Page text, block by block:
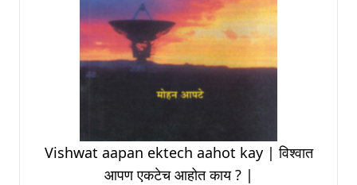
Vishwat aapan ektech aahot kay | विश्वात
आपण एकटेच आहोत काय ? |